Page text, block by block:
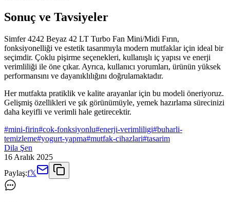
Sonuç ve Tavsiyeler
Simfer 4242 Beyaz 42 LT Turbo Fan Mini/Midi Fırın,
fonksiyonelliği ve estetik tasarımıyla modern mutfaklar için ideal bir
seçimdir. Çoklu pişirme seçenekleri, kullanışlı iç yapısı ve enerji
verimliliği ile öne çıkar. Ayrıca, kullanıcı yorumları, ürünün yüksek
performansını ve dayanıklılığını doğrulamaktadır.
Her mutfakta pratiklik ve kalite arayanlar için bu modeli öneriyoruz.
Gelişmiş özellikleri ve şık görünümüyle, yemek hazırlama sürecinizi
daha keyifli ve verimli hale getirecektir.
#mini-firin#cok-fonksiyonlu#enerji-verimliligi#buharli-
temizleme#yogurt-yapma#mutfak-cihazlari#tasarim
Dila Şen
16 Aralık 2025
Paylaş:f𝕏